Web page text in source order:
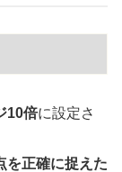
10倍に設定さ
を正確に捉えた